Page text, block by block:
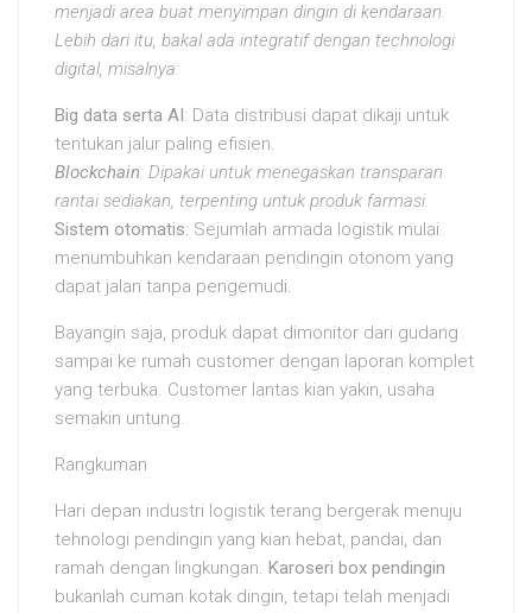
menjadi area buat menyimpan dingin di kendaraan.
Lebih dari itu, bakal ada integratif dengan technologi
digital, misalnya:
Big data serta AI: Data distribusi dapat dikaji untuk
tentukan jalur paling efisien.
Blockchain: Dipakai untuk menegaskan transparan
rantai sediakan, terpenting untuk produk farmasi.
Sistem otomatis: Sejumlah armada logistik mulai
menumbuhkan kendaraan pendingin otonom yang
dapat jalan tanpa pengemudi.
Bayangin saja, produk dapat dimonitor dari gudang
sampai ke rumah customer dengan laporan komplet
yang terbuka. Customer lantas kian yakin, usaha
semakin untung.
Rangkuman
Hari depan industri logistik terang bergerak menuju
tehnologi pendingin yang kian hebat, pandai, dan
ramah dengan lingkungan. Karoseri box pendingin
bukanlah cuman kotak dingin, tetapi telah menjadi